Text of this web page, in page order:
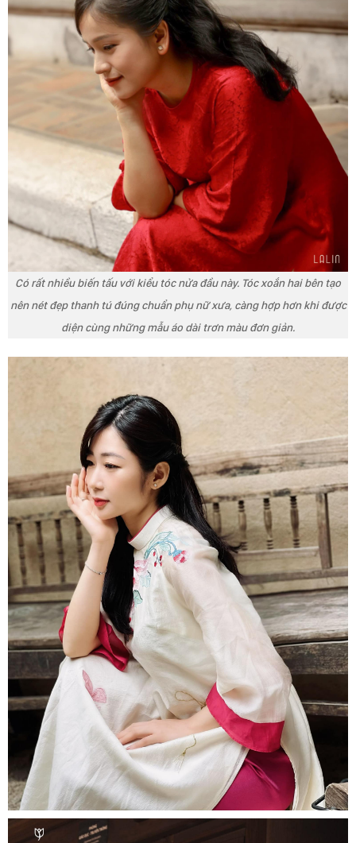
Có rất nhiều biến tấu với kiểu tóc nửa đầu này. Tóc xoắn hai bên tạo
nên nét đẹp thanh tú đúng chuẩn phụ nữ xưa, càng hợp hơn khi được
diện cùng những mẫu áo dài trơn màu đơn giản.